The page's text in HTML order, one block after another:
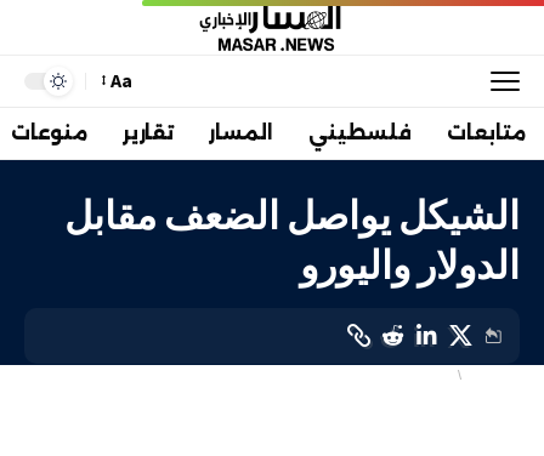
Aa
متابعات فلسطيني المسار تقارير منوعات
الشيكل يواصل الضعف مقابل
الدولار واليورو
إسرائيلياتاقتصاد